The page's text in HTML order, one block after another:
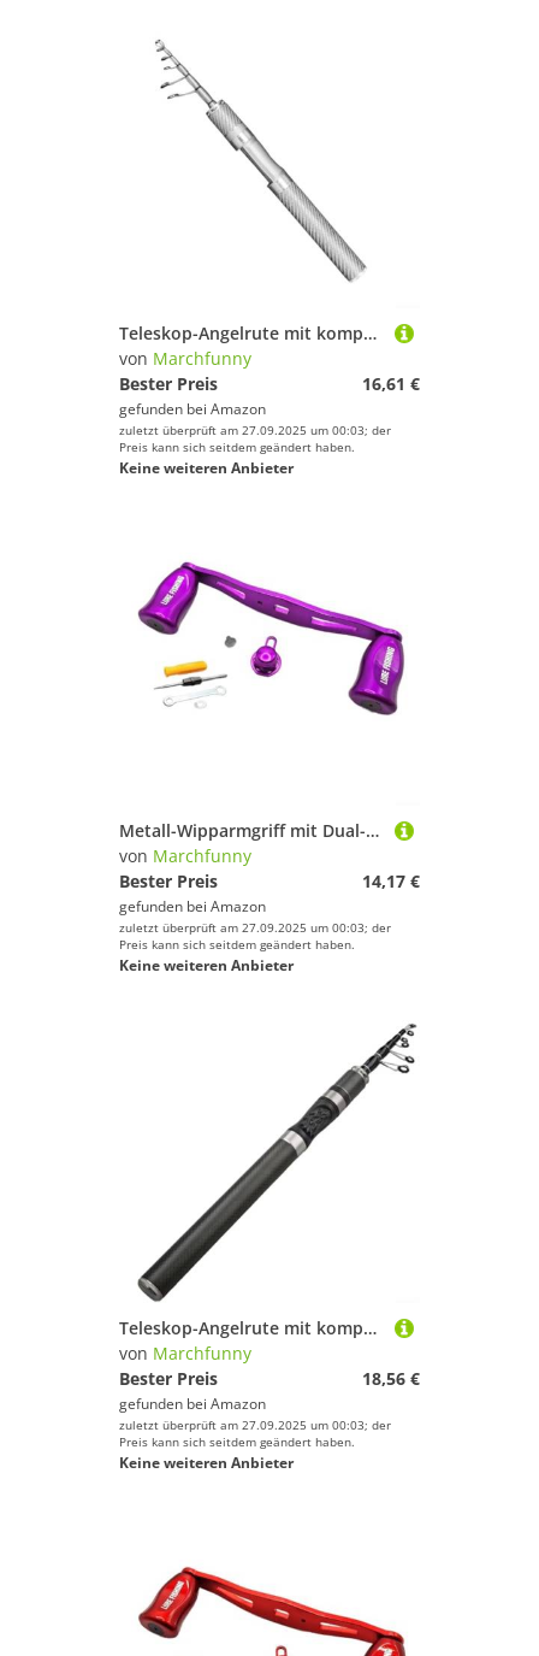
Teleskop-Angelrute mit kompaktem Design und mehreren Längenoptionen für verschiedene Angelumgebungen und Bedingungen (1,8 m Silber)
von Marchfunny
Bester Preis
16,61 €
gefunden bei Amazon
zuletzt überprüft am 27.09.2025 um 00:03; der
Preis kann sich seitdem geändert haben.
Keine weiteren Anbieter
Metall-Wipparmgriff mit Dual-Kugellagern für FAIWA For ABU For TATULA Serie, Aluminium-Legierung Design für zuverlässige Angelrollenleistung (rechte Hand lila)
von Marchfunny
Bester Preis
14,17 €
gefunden bei Amazon
zuletzt überprüft am 27.09.2025 um 00:03; der
Preis kann sich seitdem geändert haben.
Keine weiteren Anbieter
Teleskop-Angelrute mit kompaktem Design und mehreren Längenoptionen für verschiedene Angelumgebungen und Bedingungen (1,65 m schwarz)
von Marchfunny
Bester Preis
18,56 €
gefunden bei Amazon
zuletzt überprüft am 27.09.2025 um 00:03; der
Preis kann sich seitdem geändert haben.
Keine weiteren Anbieter